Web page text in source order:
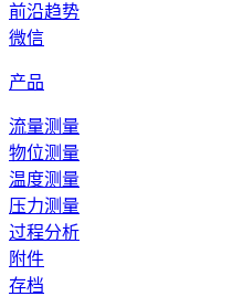
前沿趋势
微信
产品
流量测量
物位测量
温度测量
压力测量
过程分析
附件
存档